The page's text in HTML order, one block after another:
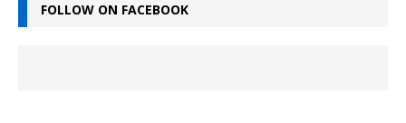
FOLLOW ON FACEBOOK